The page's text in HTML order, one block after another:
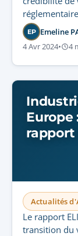
EP Emeline
4 Avr 2024• 4
Europe
rapport
Actualités
Le rapport
transition du